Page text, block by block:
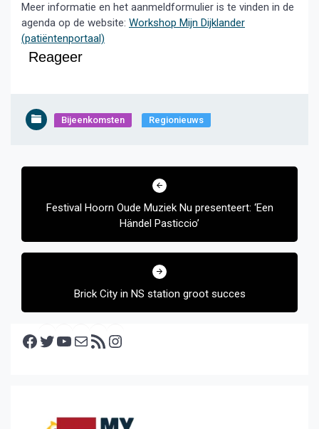
Meer informatie en het aanmeldformulier is te vinden in de
agenda op de website: Workshop Mijn Dijklander
(patiëntenportaal)
Reageer
Bijeenkomsten Regionieuws
Bericht
Festival Hoorn Oude Muziek Nu presenteert: ‘Een
Händel Pasticcio’
Brick City in NS station groot succes
Facebook Twitter YouTube E-mail RSS feed